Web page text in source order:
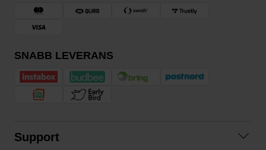
SNABB LEVERANS
Support